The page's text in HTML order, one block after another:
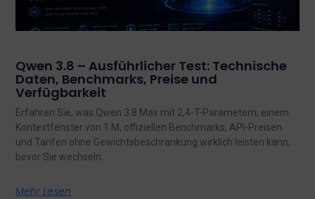
Qwen 3.8 – Ausführlicher Test: Technische
Daten, Benchmarks, Preise und
Verfügbarkeit
Erfahren Sie, was Qwen 3.8 Max mit 2,4-T-Parametern, einem
Kontextfenster von 1 M, offiziellen Benchmarks, API-Preisen
und Tarifen ohne Gewichtsbeschränkung wirklich leisten kann,
bevor Sie wechseln.
Mehr Lesen